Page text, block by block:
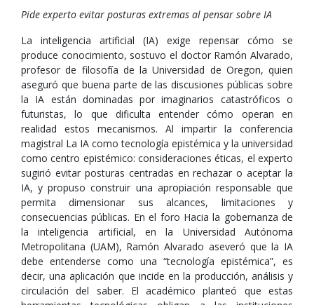
Pide experto evitar posturas extremas al pensar sobre IA
La inteligencia artificial (IA) exige repensar cómo se
produce conocimiento, sostuvo el doctor Ramón Alvarado,
profesor de filosofía de la Universidad de Oregon, quien
aseguró que buena parte de las discusiones públicas sobre
la IA están dominadas por imaginarios catastróficos o
futuristas, lo que dificulta entender cómo operan en
realidad estos mecanismos. Al impartir la conferencia
magistral La IA como tecnología epistémica y la universidad
como centro epistémico: consideraciones éticas, el experto
sugirió evitar posturas centradas en rechazar o aceptar la
IA, y propuso construir una apropiación responsable que
permita dimensionar sus alcances, limitaciones y
consecuencias públicas. En el foro Hacia la gobernanza de
la inteligencia artificial, en la Universidad Autónoma
Metropolitana (UAM), Ramón Alvarado aseveró que la IA
debe entenderse como una “tecnología epistémica”, es
decir, una aplicación que incide en la producción, análisis y
circulación del saber. El académico planteó que estas